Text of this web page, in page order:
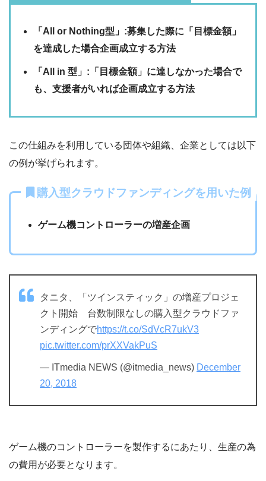
「All or Nothing型」:募集した際に「目標金額」
を達成した場合企画成立する方法
「All in 型」:「目標金額」に達しなかった場合で
も、支援者がいれば企画成立する方法
この仕組みを利用している団体や組織、企業としては以下
の例が挙げられます。
購入型クラウドファンディングを用いた例
ゲーム機コントローラーの増産企画
タニタ、「ツインスティック」の増産プロジェ
クト開始 台数制限なしの購入型クラウドファ
ンディングでhttps://t.co/SdVcR7ukV3
pic.twitter.com/prXXVakPuS
— ITmedia NEWS (@itmedia_news) December
20, 2018
ゲーム機のコントローラーを製作するにあたり、生産の為
の費用が必要となります。